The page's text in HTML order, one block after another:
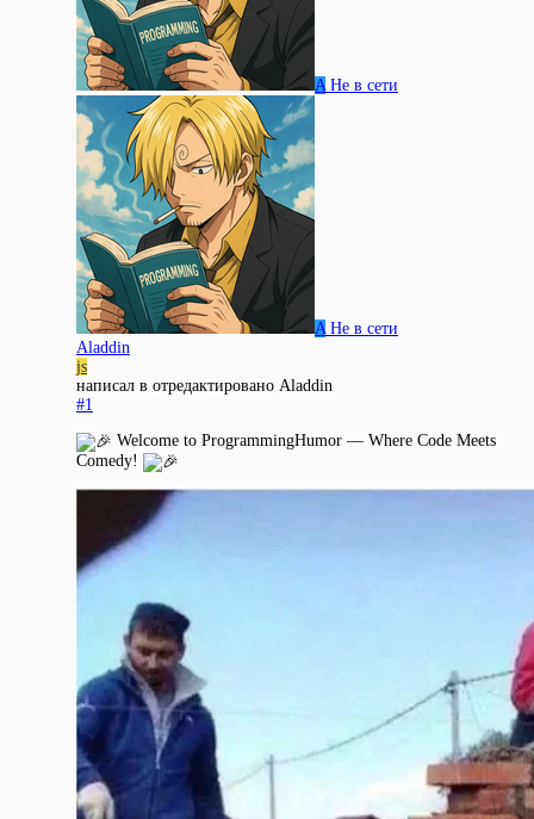
A Не в сети
A Не в сети
Aladdin
js
написал в отредактировано Aladdin
#1
Welcome to ProgrammingHumor — Where Code Meets
Comedy!